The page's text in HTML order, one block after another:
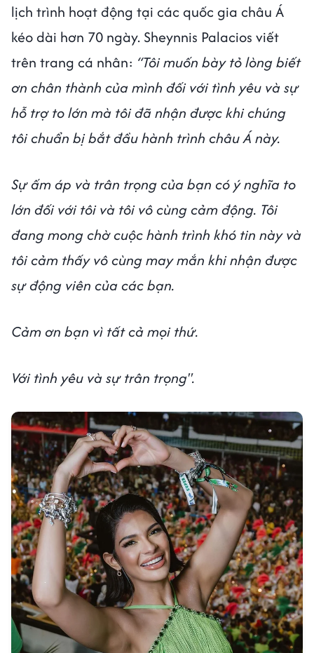
lịch trình hoạt động tại các quốc gia châu Á
kéo dài hơn 70 ngày. Sheynnis Palacios viết
trên trang cá nhân: “Tôi muốn bày tỏ lòng biết
ơn chân thành của mình đối với tình yêu và sự
hỗ trợ to lớn mà tôi đã nhận được khi chúng
tôi chuẩn bị bắt đầu hành trình châu Á này.
Sự ấm áp và trân trọng của bạn có ý nghĩa to
lớn đối với tôi và tôi vô cùng cảm động. Tôi
đang mong chờ cuộc hành trình khó tin này và
tôi cảm thấy vô cùng may mắn khi nhận được
sự động viên của các bạn.
Cảm ơn bạn vì tất cả mọi thứ.
Với tình yêu và sự trân trọng".